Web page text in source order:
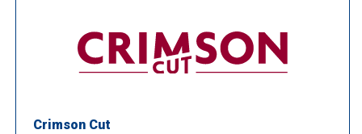
Crimson Cut